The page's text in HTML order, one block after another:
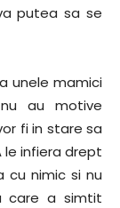
putea sa se
unele mamici
au motive
fi in stare sa
le infiera drept
cu nimic si nu
care a simtit